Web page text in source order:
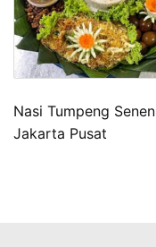
Nasi Tumpeng Senen
Jakarta Pusat